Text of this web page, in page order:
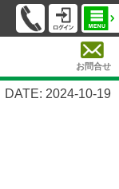
お問合せ
DATE: 2024-10-19